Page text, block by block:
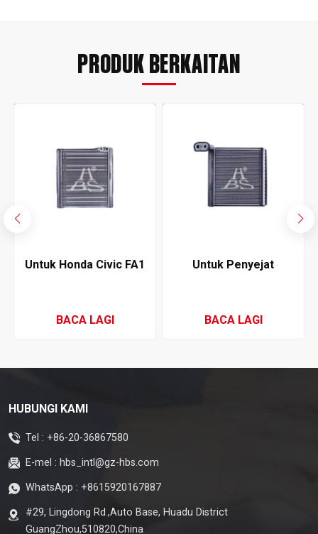
PRODUK BERKAITAN
Untuk Honda Civic FA1
BACA LAGI
Untuk Penyejat
BACA LAGI
HUBUNGI KAMI
Tel : +86-20-36867580
E-mel : hbs_intl@gz-hbs.com
WhatsApp : +8615920167887
#29, Lingdong Rd.,Auto Base, Huadu District
GuangZhou,510820,China